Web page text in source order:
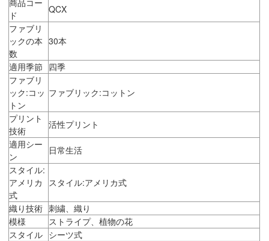
ド
QCX
ファブリ
ックの本
数
30本
適用季節 四季
ファブリ
ック:コッ
トン
ファブリック:コットン
プリント
技術
活性プリント
適用シー
ン
日常生活
スタイル:
アメリカ
式
スタイル:アメリカ式
織り技術 刺繍、織り
模様
ストライプ、植物の花
スタイル シーツ式